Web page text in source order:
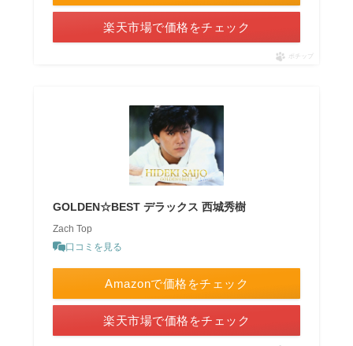
楽天市場で価格をチェック
ポチップ
GOLDEN☆BEST デラックス 西城秀樹
Zach Top
口コミを見る
Amazonで価格をチェック
楽天市場で価格をチェック